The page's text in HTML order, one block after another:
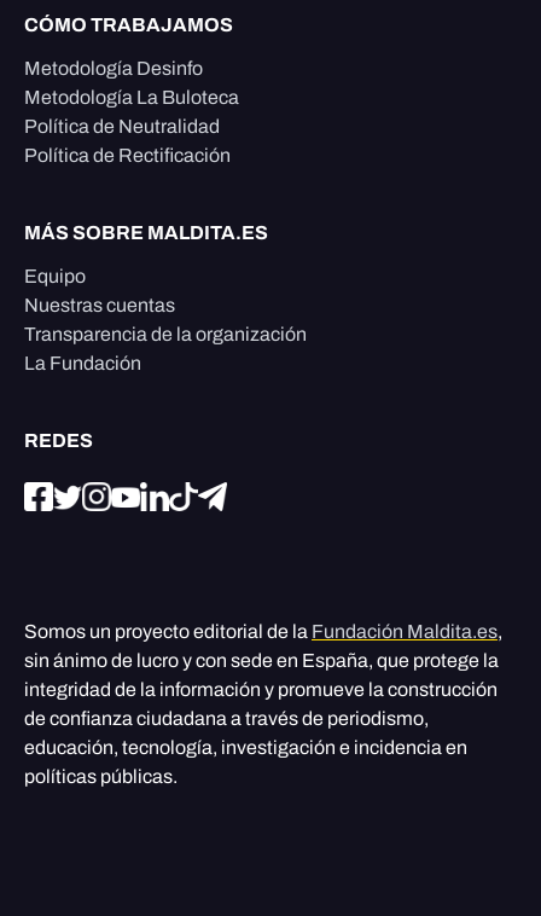
CÓMO TRABAJAMOS
Metodología Desinfo
Metodología La Buloteca
Política de Neutralidad
Política de Rectificación
MÁS SOBRE MALDITA.ES
Equipo
Nuestras cuentas
Transparencia de la organización
La Fundación
REDES
Somos un proyecto editorial de la Fundación Maldita.es,
sin ánimo de lucro y con sede en España, que protege la
integridad de la información y promueve la construcción
de confianza ciudadana a través de periodismo,
educación, tecnología, investigación e incidencia en
políticas públicas.